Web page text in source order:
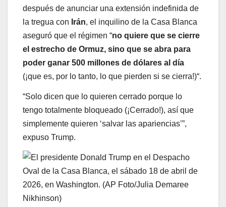
después de anunciar una extensión indefinida de
la tregua con Irán, el inquilino de la Casa Blanca
aseguró que el régimen “no quiere que se cierre
el estrecho de Ormuz, sino que se abra para
poder ganar 500 millones de dólares al día
(¡que es, por lo tanto, lo que pierden si se cierra!)“.
“Solo dicen que lo quieren cerrado porque lo
tengo totalmente bloqueado (¡Cerrado!), así que
simplemente quieren ‘salvar las apariencias’”,
expuso Trump.